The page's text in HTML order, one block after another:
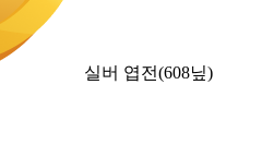
실버 엽전(608닢)